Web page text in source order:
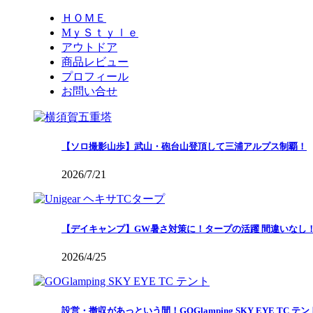
ＨＯＭＥ
MｙＳｔｙｌｅ
アウトドア
商品レビュー
プロフィール
お問い合せ
【ソロ撮影山歩】武山・砲台山登頂して三浦アルプス制覇！
2026/7/21
【デイキャンプ】GW暑さ対策に！タープの活躍 間違いなし！
2026/4/25
設営・撤収があっという間！GOGlamping SKY EYE TC テン